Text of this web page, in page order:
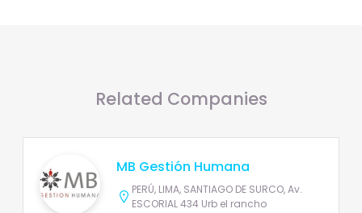
Related Companies
MB Gestión Humana
PERÚ, LIMA, SANTIAGO DE SURCO, Av.
ESCORIAL 434 Urb el rancho